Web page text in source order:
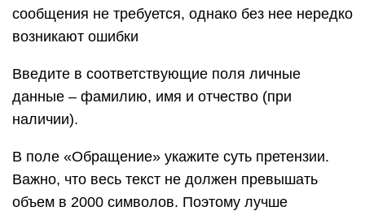
сообщения не требуется, однако без нее нередко
возникают ошибки
Введите в соответствующие поля личные
данные – фамилию, имя и отчество (при
наличии).
В поле «Обращение» укажите суть претензии.
Важно, что весь текст не должен превышать
объем в 2000 символов. Поэтому лучше